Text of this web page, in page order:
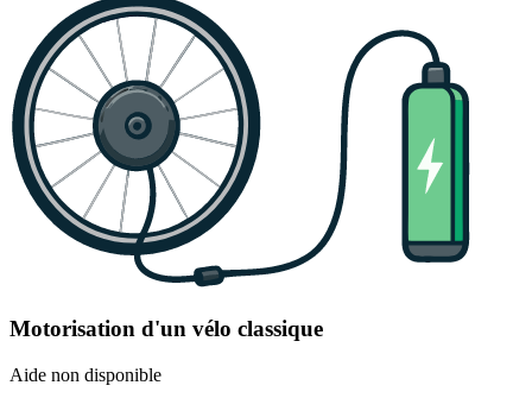
Motorisation d'un vélo classique
Aide non disponible